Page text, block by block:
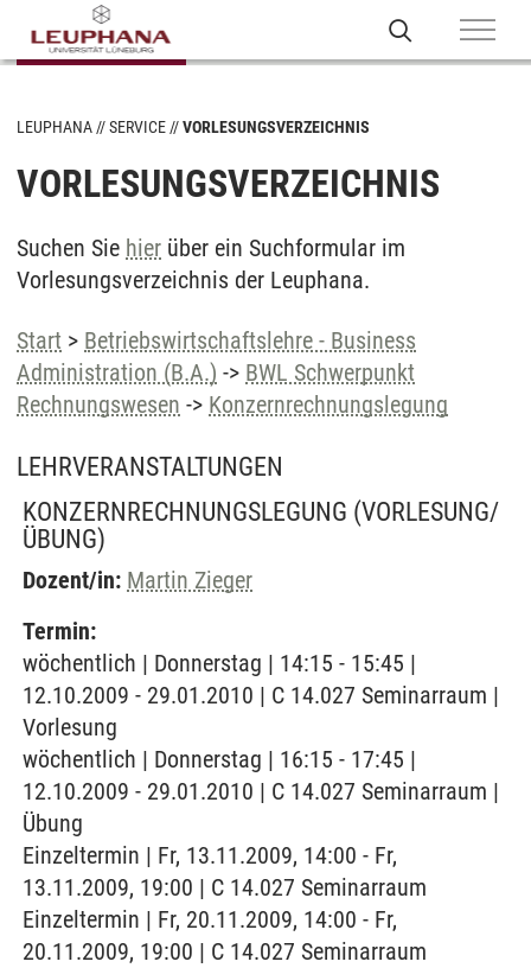
LEUPHANA SERVICE VORLESUNGSVERZEICHNIS
VORLESUNGSVERZEICHNIS
Suchen Sie hier über ein Suchformular im
Vorlesungsverzeichnis der Leuphana.
Start > Betriebswirtschaftslehre - Business
Administration (B.A.) -> BWL Schwerpunkt
Rechnungswesen -> Konzernrechnungslegung
LEHRVERANSTALTUNGEN
KONZERNRECHNUNGSLEGUNG (VORLESUNG/
ÜBUNG)
Dozent/in: Martin Zieger
Termin:
wöchentlich | Donnerstag | 14:15 - 15:45 |
12.10.2009 - 29.01.2010 | C 14.027 Seminarraum |
Vorlesung
wöchentlich | Donnerstag | 16:15 - 17:45 |
12.10.2009 - 29.01.2010 | C 14.027 Seminarraum |
Übung
Einzeltermin | Fr, 13.11.2009, 14:00 - Fr,
13.11.2009, 19:00 | C 14.027 Seminarraum
Einzeltermin | Fr, 20.11.2009, 14:00 - Fr,
20.11.2009, 19:00 | C 14.027 Seminarraum